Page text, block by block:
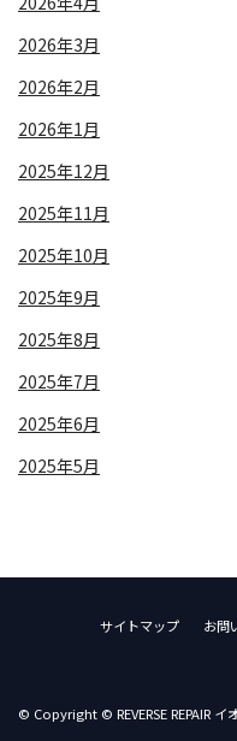
2026年3月
2026年2月
2026年1月
2025年12月
2025年11月
2025年10月
2025年9月
2025年8月
2025年7月
2025年6月
2025年5月
サイトマップ お問
© Copyright © REVERSE REPAIR